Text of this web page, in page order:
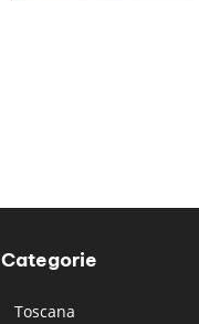
Categorie
Toscana